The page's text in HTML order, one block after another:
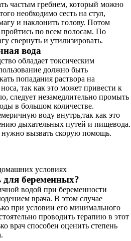
частым гребнем, который можно
необходимо сесть на стул,
и наклонить голову. Потом
по всем волосам. По
свернуть и утилизировать.
вода
обладает токсическим
должно быть
попадания раствора на
так как это может привести к
следует незамедлительно промыть
в большом количестве.
воду внутрь,так как это
дыхательных путей и пищевода.
вызвать скорую помощь.
условиях
беременных?
водой при беременности
врача. В этом случае
при условии его минимального
проводить терапию в этот
врач способен оценить степень